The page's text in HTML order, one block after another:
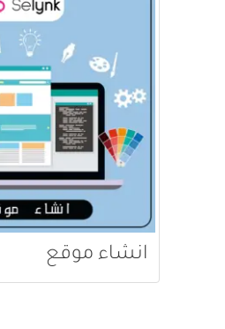
انشاء موقع